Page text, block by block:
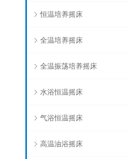
恒温培养摇床
全温培养摇床
全温振荡培养摇床
水浴恒温摇床
气浴恒温摇床
高温油浴摇床